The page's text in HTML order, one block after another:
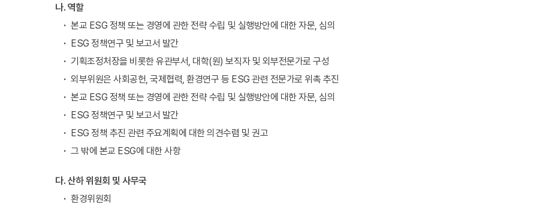
나. 역할
본교 ESG 정책 또는 경영에 관한 전략 수립 및 실행방안에 대한 자문, 심의
ESG 정책연구 및 보고서 발간
기획조정처장을 비롯한 유관부서, 대학(원) 보직자 및 외부전문가로 구성
외부위원은 사회공헌, 국제협력, 환경연구 등 ESG 관련 전문가로 위촉 추진
본교 ESG 정책 또는 경영에 관한 전략 수립 및 실행방안에 대한 자문, 심의
ESG 정책연구 및 보고서 발간
ESG 정책 추진 관련 주요계획에 대한 의견수렴 및 권고
그 밖에 본교 ESG에 대한 사항
다. 산하 위원회 및 사무국
환경위원회